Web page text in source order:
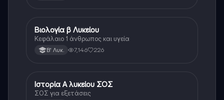
Βιολογία
Βιολογία β Λυκείου
Κεφάλαιο 1 άνθρωπος και υγεία
Β' Λυκ. 7,146 226
Ιστορία
Ιστορία Α λυκείου ΣΟΣ
ΣΟΣ για εξετάσεις